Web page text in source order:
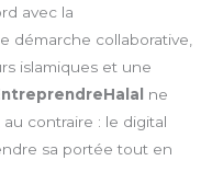
avec la
démarche collaborative,
islamiques et une
ne
contraire : le digital
sa portée tout en